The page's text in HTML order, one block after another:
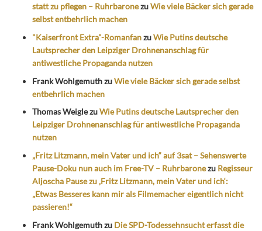
statt zu pflegen – RuhrbaronezuWie viele Bäcker sich gerade
selbst entbehrlich machen
"Kaiserfront Extra"-RomanfanzuWie Putins deutsche
Lautsprecher den Leipziger Drohnenanschlag für
antiwestliche Propaganda nutzen
Frank WohlgemuthzuWie viele Bäcker sich gerade selbst
entbehrlich machen
Thomas WeiglezuWie Putins deutsche Lautsprecher den
Leipziger Drohnenanschlag für antiwestliche Propaganda
nutzen
„Fritz Litzmann, mein Vater und ich“ auf 3sat – Sehenswerte
Pause-Doku nun auch im Free-TV – Ruhrbaronezu Regisseur
Aljoscha Pause zu ‚Fritz Litzmann, mein Vater und ich‘:
„Etwas Besseres kann mir als Filmemacher eigentlich nicht
passieren!“
Frank Wohlgemuthzu Die SPD-Todessehnsucht erfasst die